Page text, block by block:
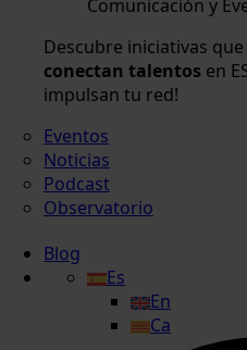
Comunicación y
Descubre iniciativas que
conectan talentos en
impulsan tu red!
Eventos
Noticias
Podcast
Observatorio
Blog
Es
En
Ca